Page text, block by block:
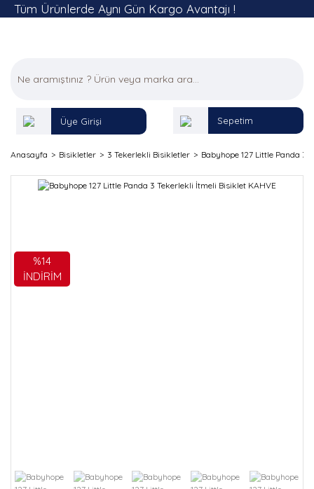
Tüm Ürünlerde Aynı Gün Kargo Avantajı !
Üye Girişi Sepetim
Anasayfa Bisikletler 3 Tekerlekli Bisikletler Babyhope 127 Little Panda 3
%14
İNDİRİM